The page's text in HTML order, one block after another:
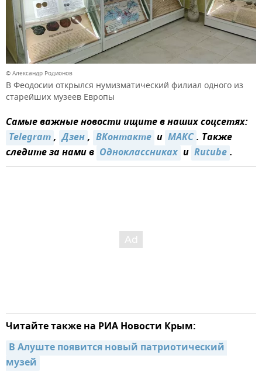
© Александр Родионов
В Феодосии открылся нумизматический филиал одного из
старейших музеев Европы
Самые важные новости ищите в наших соцсетях:
Telegram, Дзен, ВКонтакте и MAКС. Также
следите за нами в Одноклассниках и Rutube.
Читайте также на РИА Новости Крым:
В Алуште появится новый патриотический
музей